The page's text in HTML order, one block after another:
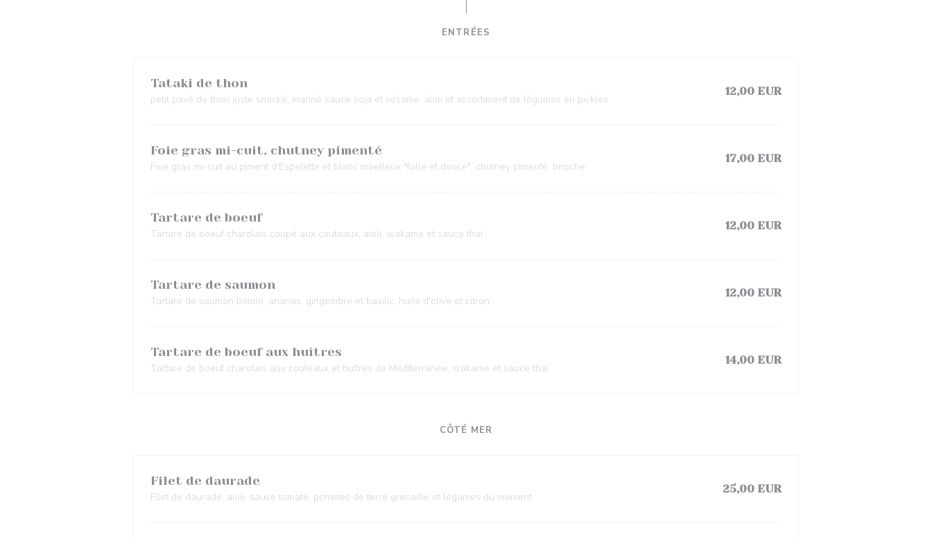
ENTRÉES
Tataki de thon
petit pavé de thon juste snacké, mariné sauce soja et sésame, aïoli et assortiment de légumes en pickles
12,00 EUR
Foie gras mi-cuit, chutney pimenté
Foie gras mi-cuit au piment d'Espelette et blanc moelleux "folle et douce", chutney pimenté, brioche
17,00 EUR
Tartare de boeuf
Tartare de boeuf charolais coupé aux couteaux, aïoli, wakame et sauce thaï
12,00 EUR
Tartare de saumon
Tartare de saumon bömlö, ananas, gingembre et basilic, huile d'olive et citron
12,00 EUR
Tartare de boeuf aux huîtres
Tartare de boeuf charolais aux couteaux et huîtres de Méditerranée, wakame et sauce thaï
14,00 EUR
CÔTÉ MER
Filet de daurade
Filet de daurade, aïoli, sauce tomate, pommes de terre grenaille et légumes du moment
25,00 EUR